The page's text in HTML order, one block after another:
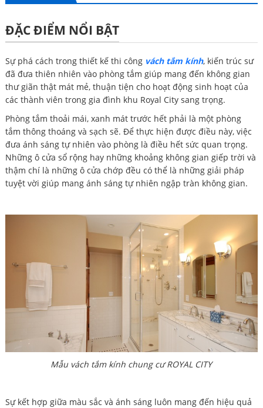
ĐẶC ĐIỂM NỔI BẬT
Sự phá cách trong thiết kế thi công vách tắm kính, kiến trúc sư
đã đưa thiên nhiên vào phòng tắm giúp mang đến không gian
thư giãn thật mát mẻ, thuận tiện cho hoạt động sinh hoạt của
các thành viên trong gia đình khu Royal City sang trọng.
Phòng tắm thoải mái, xanh mát trước hết phải là một phòng
tắm thông thoáng và sạch sẽ. Để thực hiện được điều này, việc
đưa ánh sáng tự nhiên vào phòng là điều hết sức quan trọng.
Những ô cửa sổ rộng hay những khoảng không gian giếp trời và
thậm chí là những ô cửa chớp đều có thể là những giải pháp
tuyệt vời giúp mang ánh sáng tự nhiên ngập tràn không gian.
Mẫu vách tắm kính chung cư ROYAL CITY
Sự kết hợp giữa màu sắc và ánh sáng luôn mang đến hiệu quả